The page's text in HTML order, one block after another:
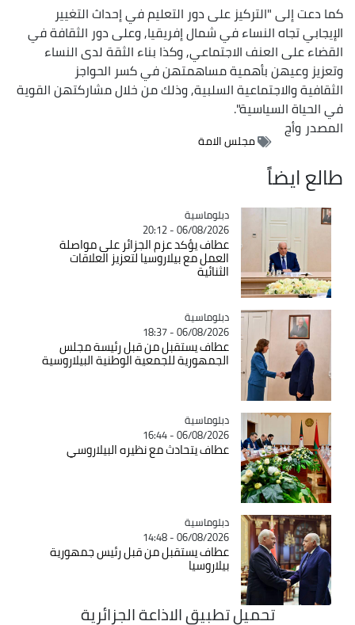
كما دعت إلى "التركيز على دور التعليم في إحداث التغيير
الإيجابي تجاه النساء في شمال إفريقيا, وعلى دور الثقافة في
القضاء على العنف الاجتماعي, وكذا بناء الثقة لدى النساء
وتعزيز وعيهن بأهمية مساهمتهن في كسر الحواجز
الثقافية والاجتماعية السلبية, وذلك من خلال مشاركتهن القوية
في الحياة السياسية".
المصدروأج
مجلس الامة
طالع ايضاً
Catégorie
دبلوماسية
06/08/2026 - 20:12
عطاف يؤكد عزم الجزائر على مواصلة
العمل مع بيلاروسيا لتعزيز العلاقات
الثنائية
Catégorie
دبلوماسية
06/08/2026 - 18:37
عطاف يستقبل من قبل رئيسة مجلس
الجمهورية للجمعية الوطنية البيلاروسية
Catégorie
دبلوماسية
06/08/2026 - 16:44
عطاف يتحادث مع نظيره البيلاروسي
Catégorie
دبلوماسية
06/08/2026 - 14:48
عطاف يستقبل من قبل رئيس جمهورية
بيلاروسيا
تحميل تطبيق الاذاعة الجزائرية